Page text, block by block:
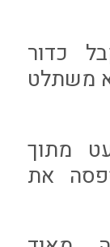
כדור
משתלט
מתוך
את